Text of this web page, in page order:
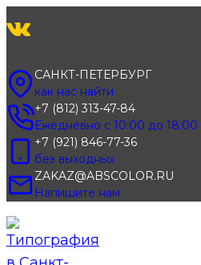
к
САНКТ-ПЕТЕРБУРГ
как нас найти
+7 (812) 313-47-84
Ежедневно с 10:00 до 18:00
+7 (921) 846-77-36
без выходных
ZAKAZ@ABSCOLOR.RU
Напишите нам